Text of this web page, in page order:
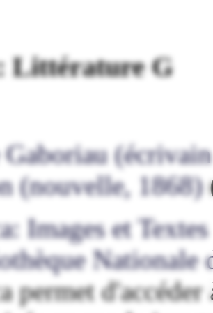
Littérature G
(nouvelle, 1868)
Images et
Nationale
permet